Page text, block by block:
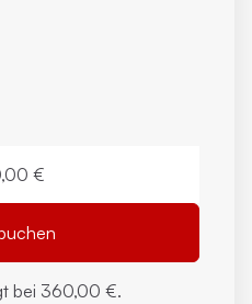
€
bei 360,00 €.